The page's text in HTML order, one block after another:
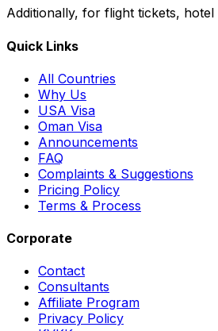
Additionally, for flight tickets,
Quick Links
All Countries
Why Us
USA Visa
Oman Visa
Announcements
FAQ
Complaints & Suggestions
Pricing Policy
Terms & Process
Corporate
Contact
Consultants
Affiliate Program
Privacy Policy